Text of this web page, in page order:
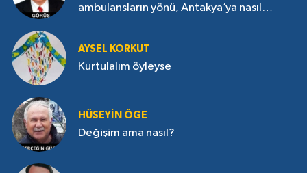
ambulansların yönü, Antakya’ya nasıl
AYSEL KORKUT
Kurtulalım öyleyse
HÜSEYIN ÖGE
Değişim ama nasıl?